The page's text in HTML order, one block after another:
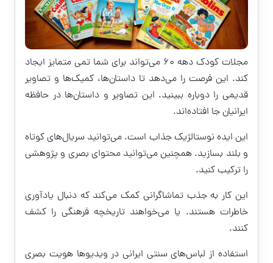
مجلات کودک دهه ۶۰ می‌تواند برای شما تمی متمایز ایجاد
کند. این فرصت را می‌دهد تا داستان‌ها، کمیک‌ها و تصاویر
قدیمی را دوباره ببینید. این تصاویر و داستان‌ها در حافظه
ایرانیان جا افتاده‌اند.
این ایده نوستالژیک جذاب است. می‌توانید سریال‌های کوتاه
و بلند بسازید. همچنین می‌توانید محتوای بصری و پژوهشی
را ترکیب کنید.
این کار به جذب تماشاگرانی کمک می‌کند که دنبال یادآوری
خاطرات هستند. یا می‌خواهند تاریخچه فرهنگی را کشف
کنند.
استفاده از لباس‌های سنتی ایرانی در ویدیوها هویت بصری